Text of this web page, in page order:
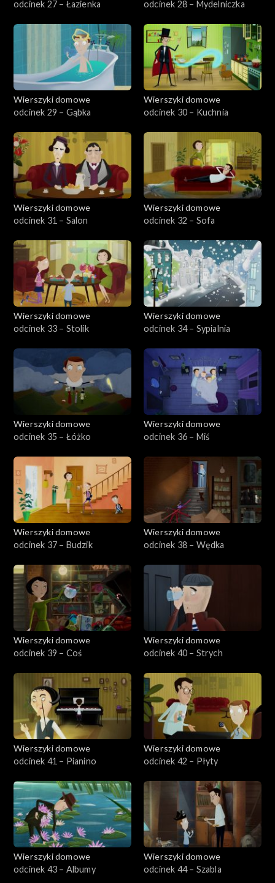
odcinek 27 – Łazienka odcinek 28 – Mydelniczka
Wierszyki domowe
odcinek 29 – Gąbka
Wierszyki domowe
odcinek 30 – Kuchnia
Wierszyki domowe
odcinek 31 – Salon
Wierszyki domowe
odcinek 32 – Sofa
Wierszyki domowe
odcinek 33 – Stolik
Wierszyki domowe
odcinek 34 – Sypialnia
Wierszyki domowe
odcinek 35 – Łóżko
Wierszyki domowe
odcinek 36 – Miś
Wierszyki domowe
odcinek 37 – Budzik
Wierszyki domowe
odcinek 38 – Wędka
Wierszyki domowe
odcinek 39 – Coś
Wierszyki domowe
odcinek 40 – Strych
Wierszyki domowe
odcinek 41 – Pianino
Wierszyki domowe
odcinek 42 – Płyty
Wierszyki domowe
odcinek 43 – Albumy
Wierszyki domowe
odcinek 44 – Szabla